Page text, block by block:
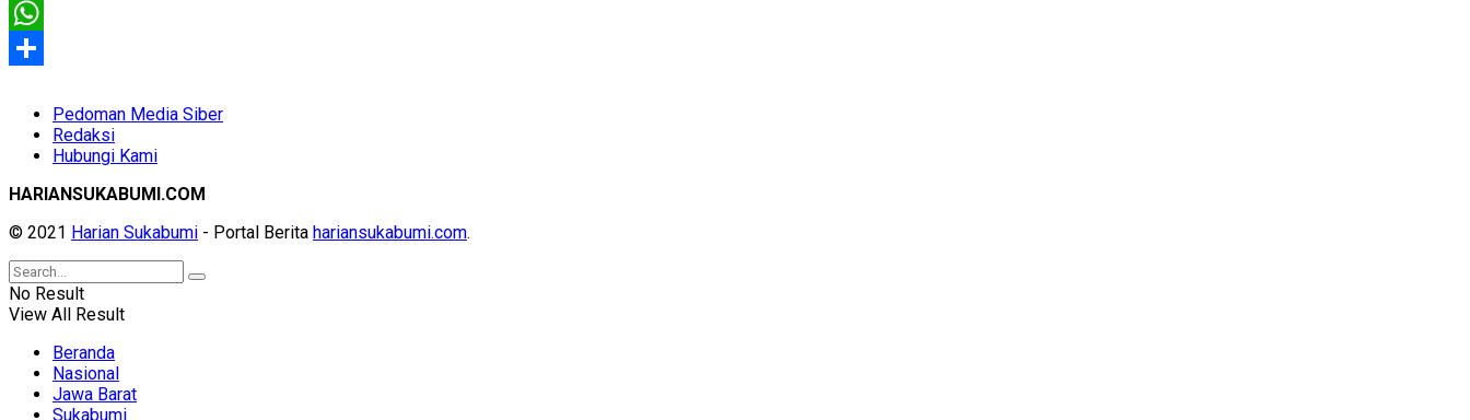
Email
WhatsApp
Pedoman Media Siber
Redaksi
Hubungi Kami
HARIANSUKABUMI.COM
© 2021 Harian Sukabumi - Portal Berita hariansukabumi.com.
No Result
View All Result
Beranda
Nasional
Jawa Barat
Sukabumi